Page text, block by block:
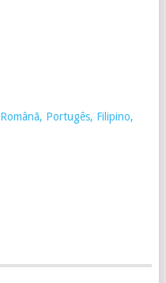
Românã, Portugês, Filipino,